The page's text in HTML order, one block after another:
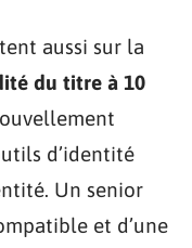
aussi sur la
du titre à 10
d’identité
Un senior
et d’une